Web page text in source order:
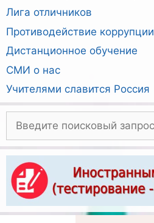
Лига отличников
Противодействие коррупции
Дистанционное обучение
СМИ о нас
Учителями славится Россия